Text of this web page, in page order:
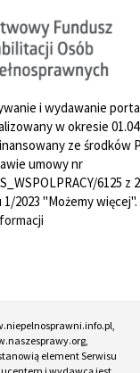
i wydawanie
w okresie
ze środków
umowy nr
6125 z
2023 "Możemy więcej".
element Serwisu